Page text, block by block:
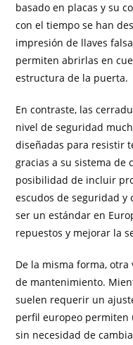
basado en placas y su
con el tiempo se han
impresión de llaves
permiten abrirlas en
estructura de la puerta.
En contraste, las
nivel de seguridad
diseñadas para resistir
gracias a su sistema de
posibilidad de incluir
escudos de seguridad
ser un estándar en
repuestos y mejorar la
De la misma forma,
de mantenimiento.
suelen requerir un
perfil europeo
sin necesidad de